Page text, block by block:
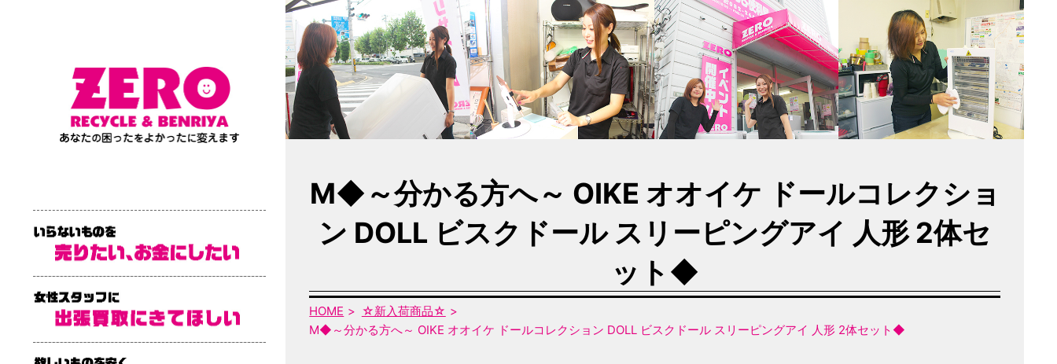
M◆～分かる方へ～ OIKE オオイケ ドールコレクショ
ン DOLL ビスクドール スリーピングアイ 人形 2体セ
ット◆
HOME
☆新入荷商品☆
M◆～分かる方へ～ OIKE オオイケ ドールコレクション DOLL ビスクドール スリーピングアイ 人形 2体セット◆